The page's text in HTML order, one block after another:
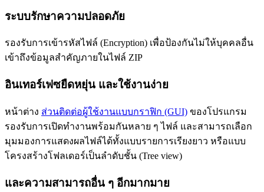
ระบบรักษาความปลอดภัย
รองรับการเข้ารหัสไฟล์ (Encryption) เพื่อป้องกันไม่ให้บุคคลอื่น
เข้าถึงข้อมูลสำคัญภายในไฟล์ ZIP
อินเทอร์เฟซยืดหยุ่น และใช้งานง่าย
หน้าต่าง ส่วนติดต่อผู้ใช้งานแบบกราฟิก (GUI) ของโปรแกรม
รองรับการเปิดทำงานพร้อมกันหลาย ๆ ไฟล์ และสามารถเลือก
มุมมองการแสดงผลไฟล์ได้ทั้งแบบรายการเรียงยาว หรือแบบ
โครงสร้างโฟลเดอร์เป็นลำดับชั้น (Tree view)
และความสามารถอื่น ๆ อีกมากมาย